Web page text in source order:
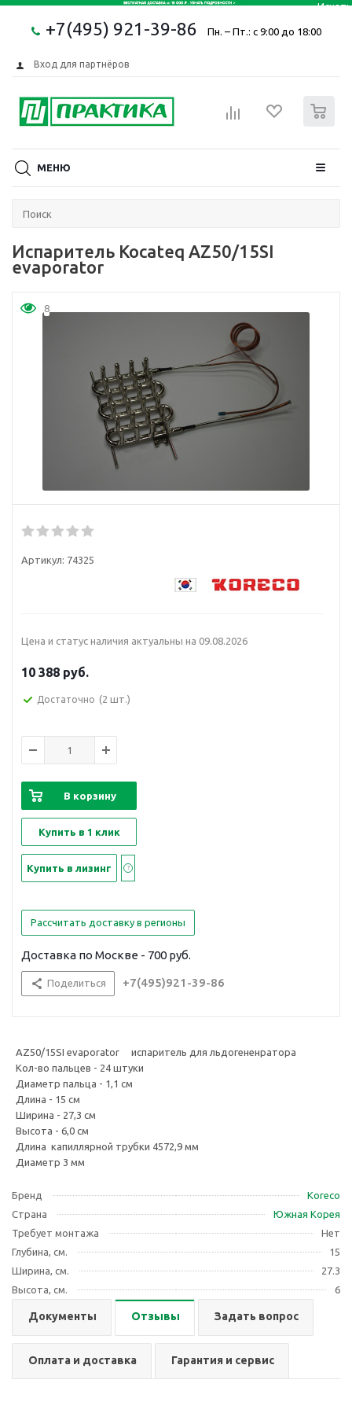
+7(495) 921-39-86 Пн. – Пт.: с 9:00 до 18:00
Вход для партнёров
МЕНЮ
Испаритель Kocateq AZ50/15SI
evaporator
8
Артикул: 74325
Цена и статус наличия актуальны на 09.08.2026
10 388 руб.
Достаточно (2 шт.)
В корзину
Купить в 1 клик
Купить в лизинг
Рассчитать доставку в регионы
Доставка по Москве - 700 руб.
Поделиться +7(495)921-39-86
AZ50/15SI evaporator испаритель для льдогененратора
Кол-во пальцев - 24 штуки
Диаметр пальца - 1,1 см
Длина - 15 см
Ширина - 27,3 см
Высота - 6,0 см
Длина капиллярной трубки 4572,9 мм
Диаметр 3 мм
Бренд
Koreco
Страна
Южная Корея
Требует монтажа
Нет
Глубина, см.
15
Ширина, см.
27.3
Высота, см.
6
Документы Отзывы Задать вопрос
Оплата и доставка Гарантия и сервис